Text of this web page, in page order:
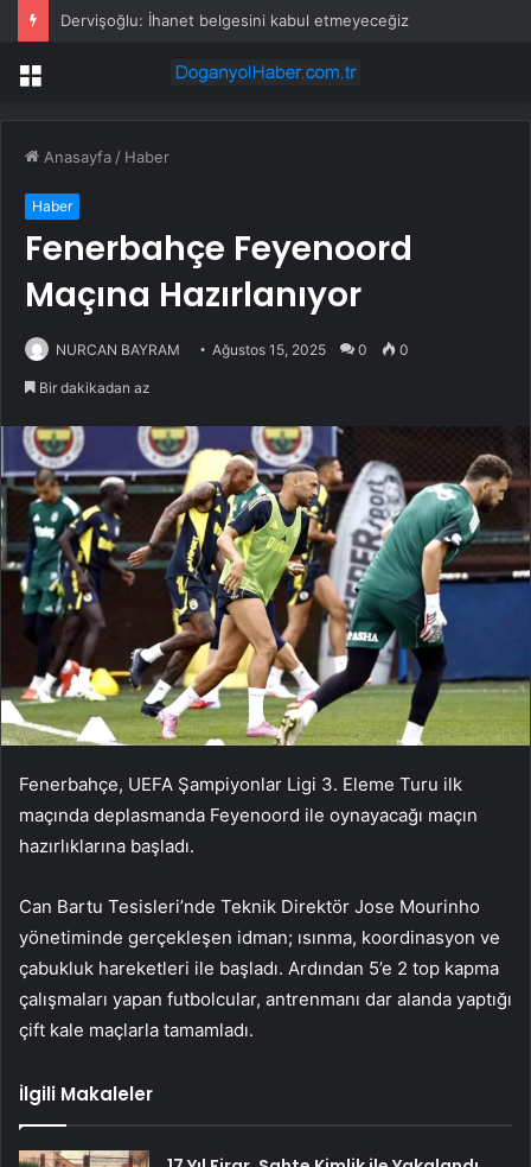
Dervişoğlu: İhanet belgesini kabul etmeyeceğiz
Menü
Anasayfa / Haber
Haber
Fenerbahçe Feyenoord
Maçına Hazırlanıyor
NURCAN BAYRAM Ağustos 15, 2025 0 0
Bir dakikadan az
Fenerbahçe, UEFA Şampiyonlar Ligi 3. Eleme Turu ilk
maçında deplasmanda Feyenoord ile oynayacağı maçın
hazırlıklarına başladı.
Can Bartu Tesisleri’nde Teknik Direktör Jose Mourinho
yönetiminde gerçekleşen idman; ısınma, koordinasyon ve
çabukluk hareketleri ile başladı. Ardından 5’e 2 top kapma
çalışmaları yapan futbolcular, antrenmanı dar alanda yaptığı
çift kale maçlarla tamamladı.
İlgili Makaleler